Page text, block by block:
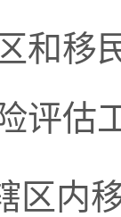
和移
评估
区内